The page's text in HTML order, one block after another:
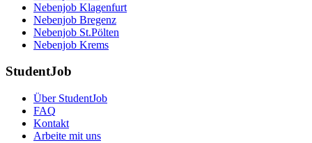
Nebenjob Klagenfurt
Nebenjob Bregenz
Nebenjob St.Pölten
Nebenjob Krems
StudentJob
Über StudentJob
FAQ
Kontakt
Arbeite mit uns